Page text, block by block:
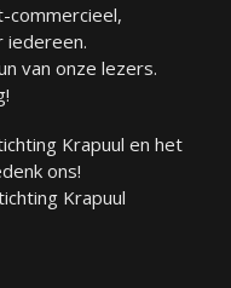
commercieel,
iedereen.
van onze lezers.
Krapuul en het
ons!
Krapuul